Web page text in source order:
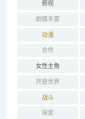
俯视
剧情丰富
动漫
合作
女性主角
开放世界
战斗
探索